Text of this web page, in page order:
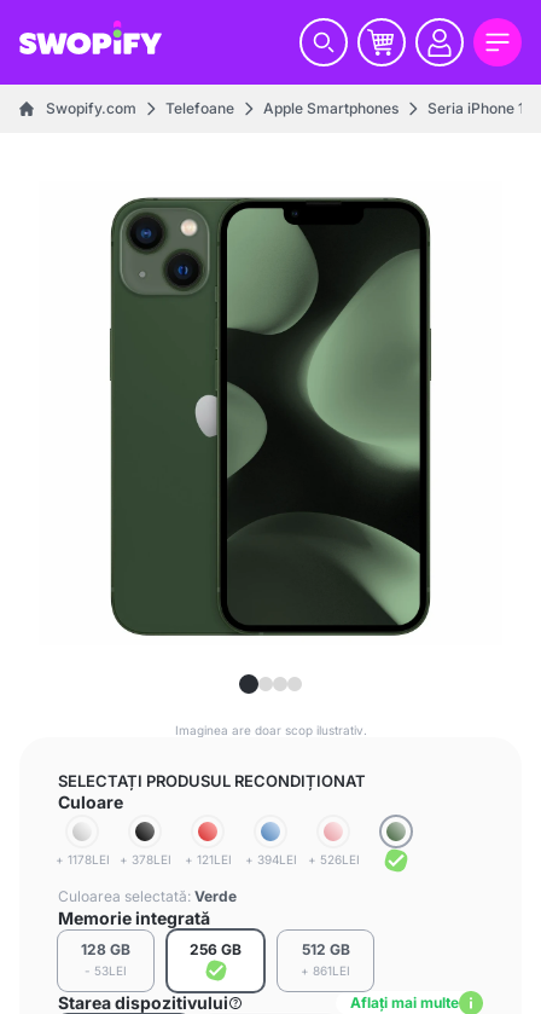
Swopify.com Telefoane Apple Smartphones Seria iPhone 13
Imaginea are doar scop ilustrativ.
SELECTAȚI PRODUSUL RECONDIȚIONAT
Culoare
+ 1178LEI + 378LEI + 121LEI + 394LEI + 526LEI
Culoarea selectată: Verde
Memorie integrată
128 GB
- 53LEI
256 GB 512 GB
+ 861LEI
Starea dispozitivului
Aflați mai multe